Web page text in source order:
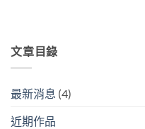
文章目錄
最新消息 (4)
近期作品